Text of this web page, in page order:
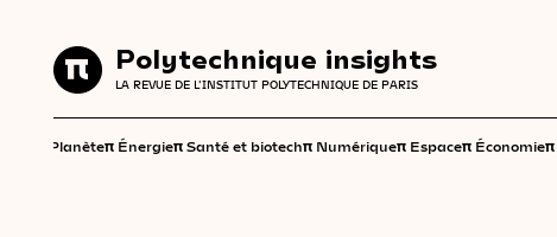
Polytechnique insights
LA REVUE DE L'INSTITUT POLYTECHNIQUE DE PARIS
Planèteπ Énergieπ Santé et biotechπ Numériqueπ Espaceπ Économieπ
Polytechnique insights
LA REVUE DE L'INSTITUT POLYTECHNIQUE DE PARIS